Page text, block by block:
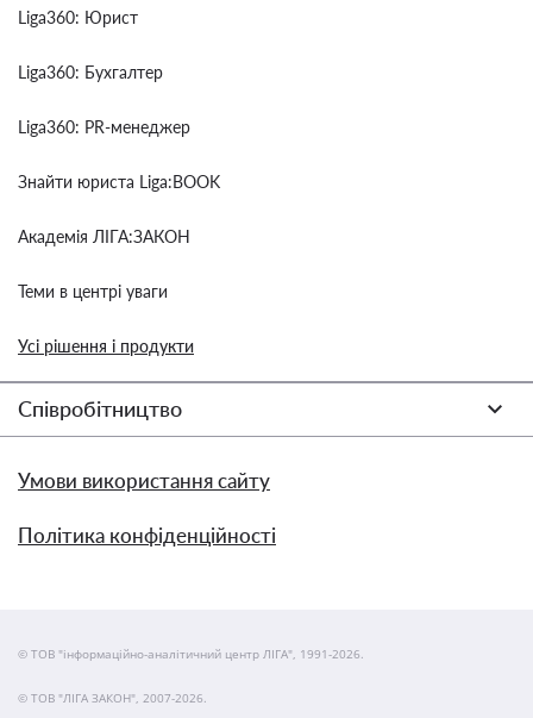
Liga360: Юрист
Liga360: Бухгалтер
Liga360: PR-менеджер
Знайти юриста Liga:BOOK
Академія ЛІГА:ЗАКОН
Теми в центрі уваги
Усі рішення і продукти
Співробітництво
Умови використання сайту
Політика конфіденційності
© ТОВ "інформаційно-аналітичний центр ЛІГА", 1991-2026.
© ТОВ "ЛІГА ЗАКОН", 2007-2026.